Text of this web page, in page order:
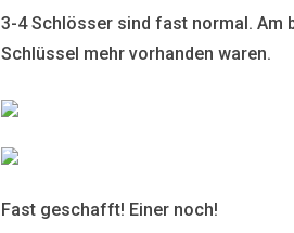
3-4 Schlösser sind fast normal. Am
Schlüssel mehr vorhanden waren.
Fast geschafft! Einer noch!